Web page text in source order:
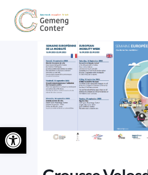
Ouvrir la barre d’outils